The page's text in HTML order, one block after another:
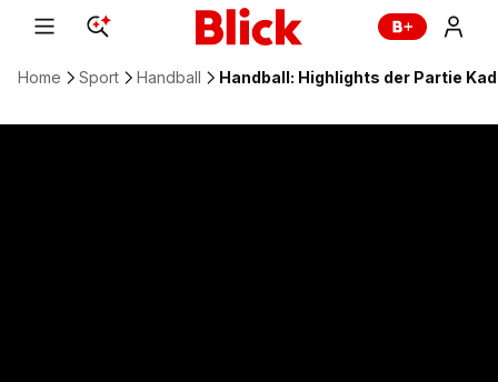
Home Sport Handball Handball: Highlights der Partie